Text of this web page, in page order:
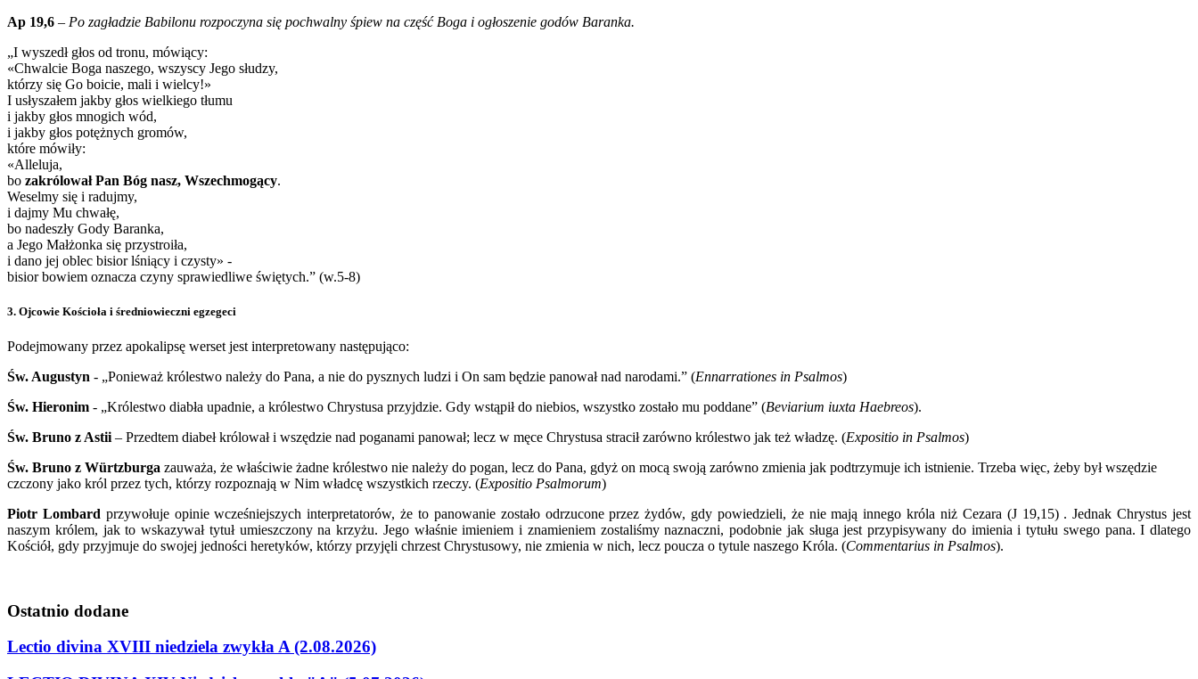
Ap 19,6 – Po zagładzie Babilonu rozpoczyna się pochwalny śpiew na część Boga i ogłoszenie godów Baranka.
„I wyszedł głos od tronu, mówiący:
«Chwalcie Boga naszego, wszyscy Jego słudzy,
którzy się Go boicie, mali i wielcy!»
I usłyszałem jakby głos wielkiego tłumu
i jakby głos mnogich wód,
i jakby głos potężnych gromów,
które mówiły:
«Alleluja,
bo zakrólował Pan Bóg nasz, Wszechmogący.
Weselmy się i radujmy,
i dajmy Mu chwałę,
bo nadeszły Gody Baranka,
a Jego Małżonka się przystroiła,
i dano jej oblec bisior lśniący i czysty» -
bisior bowiem oznacza czyny sprawiedliwe świętych.” (w.5-8)
3. Ojcowie Kościoła i średniowieczni egzegeci
Podejmowany przez apokalipsę werset jest interpretowany następująco:
Św. Augustyn - „Ponieważ królestwo należy do Pana, a nie do pysznych ludzi i On sam będzie panował nad narodami.” (Ennarrationes in Psalmos)
Św. Hieronim - „Królestwo diabła upadnie, a królestwo Chrystusa przyjdzie. Gdy wstąpił do niebios, wszystko zostało mu poddane” (Beviarium iuxta Haebreos).
Św. Bruno z Astii – Przedtem diabeł królował i wszędzie nad poganami panował; lecz w męce Chrystusa stracił zarówno królestwo jak też władzę. (Expositio in Psalmos)
Św. Bruno z Würtzburga zauważa, że właściwie żadne królestwo nie należy do pogan, lecz do Pana, gdyż on mocą swoją zarówno zmienia jak podtrzymuje ich istnienie. Trzeba więc, żeby był wszędzie
czczony jako król przez tych, którzy rozpoznają w Nim władcę wszystkich rzeczy. (Expositio Psalmorum)
Piotr Lombard przywołuje opinie wcześniejszych interpretatorów, że to panowanie zostało odrzucone przez żydów, gdy powiedzieli, że nie mają innego króla niż Cezara (J 19,15) . Jednak Chrystus jest
naszym królem, jak to wskazywał tytuł umieszczony na krzyżu. Jego właśnie imieniem i znamieniem zostaliśmy naznaczni, podobnie jak sługa jest przypisywany do imienia i tytułu swego pana. I dlatego
Kościół, gdy przyjmuje do swojej jedności heretyków, którzy przyjęli chrzest Chrystusowy, nie zmienia w nich, lecz poucza o tytule naszego Króla. (Commentarius in Psalmos).
Ostatnio dodane
Lectio divina XVIII niedziela zwykła A (2.08.2026)